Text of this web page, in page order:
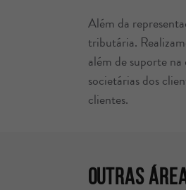
Além da
tributária.
além de suporte
societárias dos
clientes.
Outras